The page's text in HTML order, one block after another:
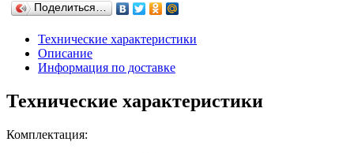
Поделиться…
Технические характеристики
Описание
Информация по доставке
Технические характеристики
Комплектация: